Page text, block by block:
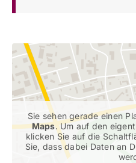
Sie sehen gerade einen
Maps. Um auf den
klicken Sie auf die
Sie, dass dabei Daten an